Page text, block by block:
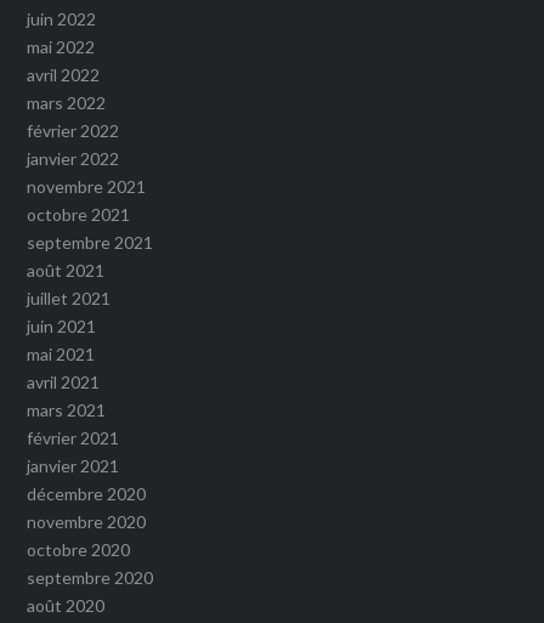
juin 2022
mai 2022
avril 2022
mars 2022
février 2022
janvier 2022
novembre 2021
octobre 2021
septembre 2021
août 2021
juillet 2021
juin 2021
mai 2021
avril 2021
mars 2021
février 2021
janvier 2021
décembre 2020
novembre 2020
octobre 2020
septembre 2020
août 2020